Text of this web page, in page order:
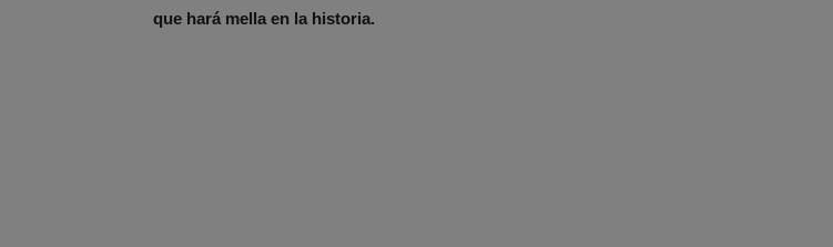
que hará mella en la historia.